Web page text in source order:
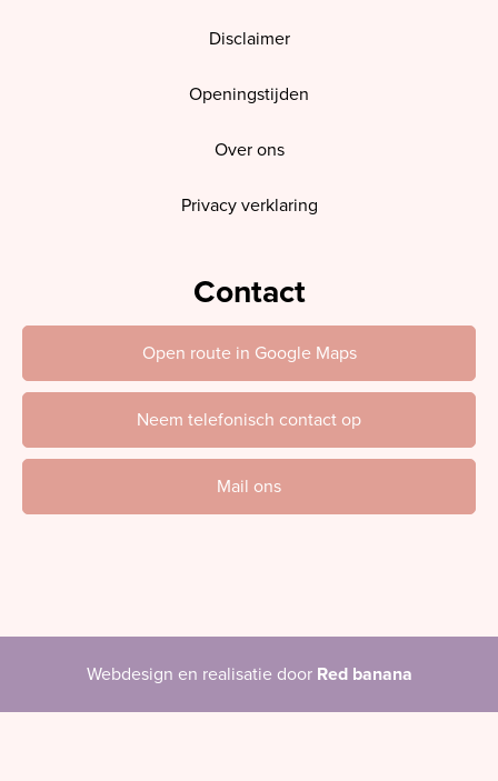
Disclaimer
Openingstijden
Over ons
Privacy verklaring
Contact
Open route in Google Maps
Neem telefonisch contact op
Mail ons
Webdesign en realisatie door Red banana